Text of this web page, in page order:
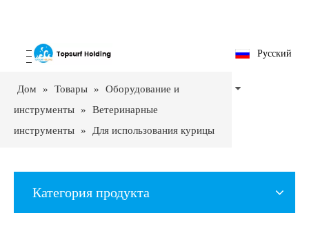
Pусский
Дом » Товары »
Оборудование и
инструменты »
Ветеринарные
инструменты »
Для использования курицы
Категория продукта